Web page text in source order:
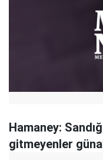
Hamaney:
gitmeyenler